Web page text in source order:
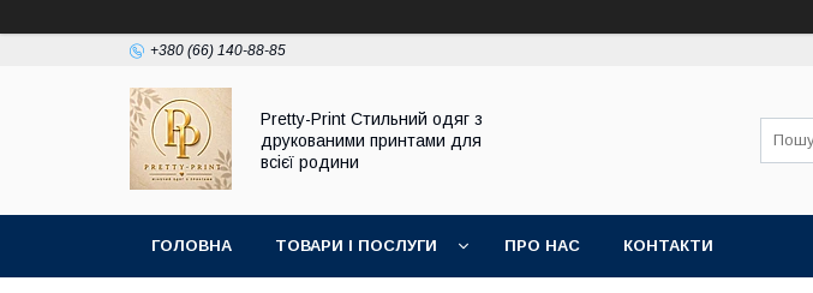
+380 (66) 140-88-85
Pretty-Print Стильний одяг з
друкованими принтами для
всієї родини
ГОЛОВНА ТОВАРИ І ПОСЛУГИ ПРО НАС КОНТАКТИ